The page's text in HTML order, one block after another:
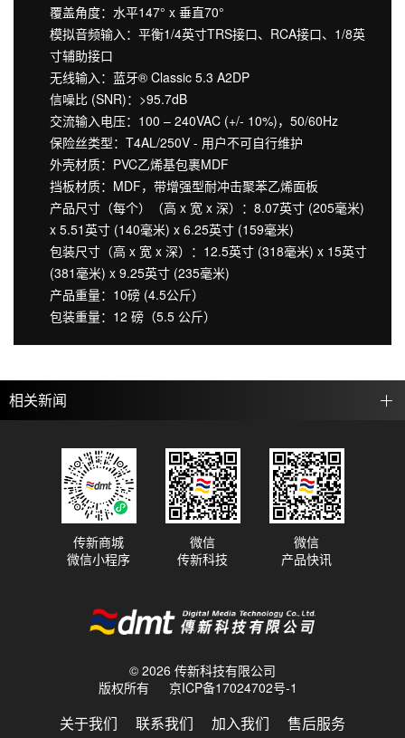
覆盖角度：水平147° x 垂直70°
模拟音频输入：平衡1/4英寸TRS接口、RCA接口、1/8英
寸辅助接口
无线输入：蓝牙® Classic 5.3 A2DP
信噪比 (SNR)：>95.7dB
交流输入电压：100 – 240VAC (+/- 10%)，50/60Hz
保险丝类型：T4AL/250V - 用户不可自行维护
外壳材质：PVC乙烯基包裹MDF
挡板材质：MDF，带增强型耐冲击聚苯乙烯面板
产品尺寸（每个）（高 x 宽 x 深）：8.07英寸 (205毫米)
x 5.51英寸 (140毫米) x 6.25英寸 (159毫米)
包装尺寸（高 x 宽 x 深）：12.5英寸 (318毫米) x 15英寸
(381毫米) x 9.25英寸 (235毫米)
产品重量：10磅 (4.5公斤）
包装重量：12 磅（5.5 公斤）
相关新闻
© 2026 传新科技有限公司
版权所有
京ICP备17024702号-1
关于我们 联系我们 加入我们 售后服务
传新商城
微信小程序
微信
传新科技
微信
产品快讯